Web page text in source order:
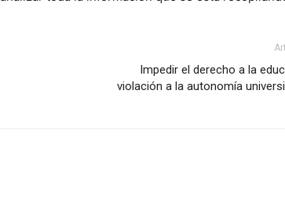
Impedir el derecho a la
violación a la autonomía